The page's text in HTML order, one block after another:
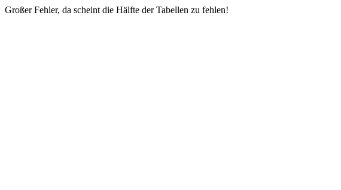
Großer Fehler, da scheint die Hälfte der Tabellen zu fehlen!